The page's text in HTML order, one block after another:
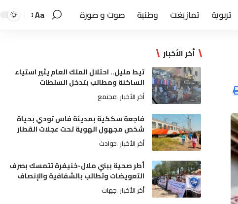
تربوية تمازيغت وطنية صوت و صورة Aa
أخر الأخبار
تيط مليل.. احتلال الملك العام يثير استياء
الساكنة ومطالب بتدخل السلطات
أخر الأخبار مجتمع
فاجعة سككية بمدينة فاس تودي بحياة
شخص مجهول الهوية تحت عجلات القطار
أخر الأخبار حوادث
أطر صحية ببني ملال-خنيفرة تتمسك بصرف
التعويضات وتطالب بالشفافية والإنصاف
أخر الأخبار جهات